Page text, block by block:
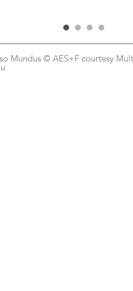
Mundus © AES+F courtesy